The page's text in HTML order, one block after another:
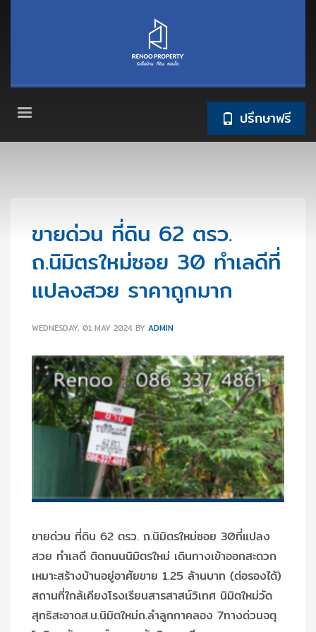
ปรึกษาฟรี
ขายด่วน ที่ดิน 62 ตรว.
ถ.นิมิตรใหม่ซอย 30 ทำเลดีที่
แปลงสวย ราคาถูกมาก
WEDNESDAY, 01 MAY 2024 BY ADMIN
ขายด่วน ที่ดิน 62 ตรว. ถ.นิมิตรใหม่ซอย 30ที่แปลง
สวย ทำเลดี ติดถนนนิมิตรใหม่ เดินทางเข้าออกสะดวก
เหมาะสร้างบ้านอยู่อาศัยขาย 1.25 ล้านบาท (ต่อรองได้)
สถานที่ใกล้เคียงโรงเรียนสารสาสน์วิเทศ นิมิตใหม่วัด
สุทธิสะอาดส.น.นิมิตใหม่ถ.ลำลูกกาคลอง 7ทางด่วนจตุ